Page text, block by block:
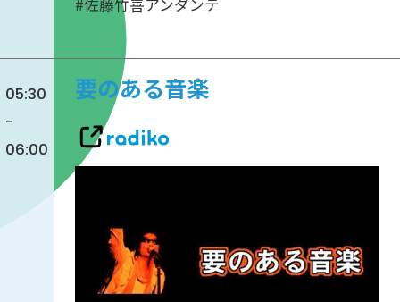
05:30
-
06:00
要のある音楽